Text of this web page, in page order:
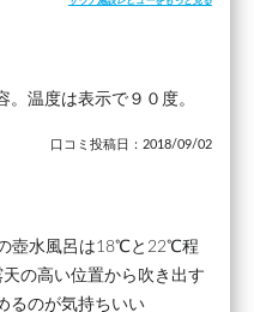
。温度は表示で９０度。
口コミ投稿日：2018/09/02
壺水風呂は18℃と22℃程
の高い位置から吹き出す
るのが気持ちいい